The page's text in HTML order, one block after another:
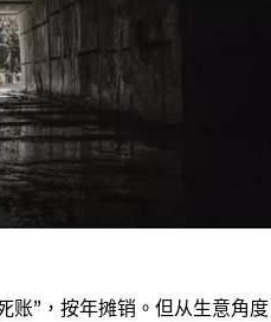
账”，按年摊销。但从生意角度